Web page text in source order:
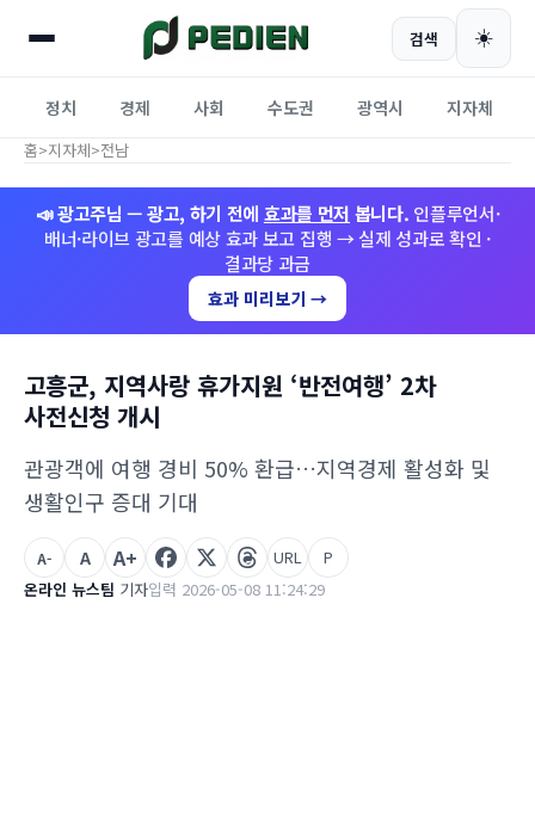
검색 ☀️
정치 경제 사회 수도권 광역시 지자체
홈>지자체>전남
📣 광고주님 — 광고, 하기 전에 효과를 먼저 봅니다. 인플루언서·
배너·라이브 광고를 예상 효과 보고 집행 → 실제 성과로 확인 ·
결과당 과금
효과 미리보기 →
고흥군, 지역사랑 휴가지원 ‘반전여행’ 2차
사전신청 개시
관광객에 여행 경비 50% 환급…지역경제 활성화 및
생활인구 증대 기대
온라인 뉴스팀 기자입력 2026-05-08 11:24:29
A- A A+ URL P